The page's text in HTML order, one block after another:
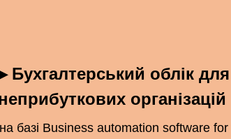
Бухгалтерський облік для
організацій
базі Business automation software for